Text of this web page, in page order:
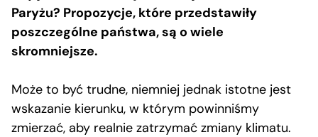
Paryżu? Propozycje, które przedstawiły
poszczególne państwa, są o wiele
skromniejsze.
Może to być trudne, niemniej jednak istotne jest
wskazanie kierunku, w którym powinniśmy
zmierzać, aby realnie zatrzymać zmiany klimatu.